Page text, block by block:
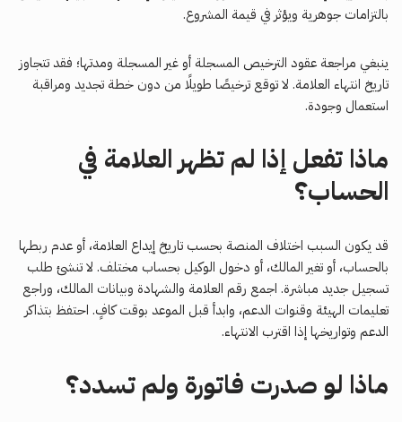
بالتزامات جوهرية ويؤثر في قيمة المشروع.
ينبغي مراجعة عقود الترخيص المسجلة أو غير المسجلة ومدتها؛ فقد تتجاوز
تاريخ انتهاء العلامة. لا توقع ترخيصًا طويلًا من دون خطة تجديد ومراقبة
استعمال وجودة.
ماذا تفعل إذا لم تظهر العلامة في
الحساب؟
قد يكون السبب اختلاف المنصة بحسب تاريخ إيداع العلامة، أو عدم ربطها
بالحساب، أو تغير المالك، أو دخول الوكيل بحساب مختلف. لا تنشئ طلب
تسجيل جديد مباشرة. اجمع رقم العلامة والشهادة وبيانات المالك، وراجع
تعليمات الهيئة وقنوات الدعم، وابدأ قبل الموعد بوقت كافٍ. احتفظ بتذاكر
الدعم وتواريخها إذا اقترب الانتهاء.
ماذا لو صدرت فاتورة ولم تسدد؟